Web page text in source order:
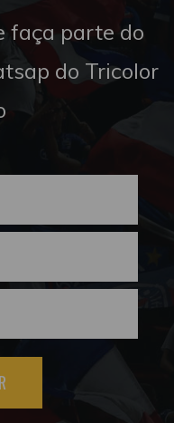
faça parte do
do Tricolor